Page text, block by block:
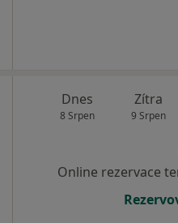
Dnes
8 Srpen
Zítra
9 Srpen
Online rezervace